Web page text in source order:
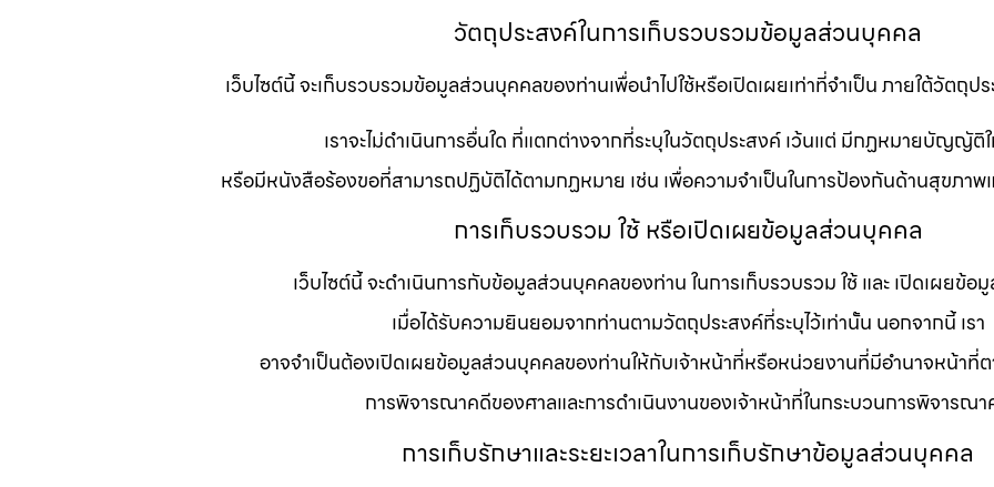
วัตถุประสงค์ในการเก็บรวบรวมข้อมูลส่วนบุคคล
เว็บไซต์นี้ จะเก็บรวบรวมข้อมูลส่วนบุคคลของท่านเพื่อนำไปใช้หรือเปิดเผยเท่าที่จำเป็น ภายใต้วัตถุปร
เราจะไม่ดำเนินการอื่นใด ที่แตกต่างจากที่ระบุในวัตถุประสงค์ เว้นแต่ มีกฏหมายบัญญัติ
หรือมีหนังสือร้องขอที่สามารถปฏิบัติได้ตามกฏหมาย เช่น เพื่อความจำเป็นในการป้องกันด้านสุขภาพ
การเก็บรวบรวม ใช้ หรือเปิดเผยข้อมูลส่วนบุคคล
เว็บไซต์นี้ จะดำเนินการกับข้อมูลส่วนบุคคลของท่าน ในการเก็บรวบรวม ใช้ และ เปิดเผยข้
เมื่อได้รับความยินยอมจากท่านตามวัตถุประสงค์ที่ระบุไว้เท่านั้น นอกจากนี้ เรา
อาจจำเป็นต้องเปิดเผยข้อมูลส่วนบุคคลของท่านให้กับเจ้าหน้าที่หรือหน่วยงานที่มีอำนาจหน้าที่
การพิจารณาคดีของศาลและการดำเนินงานของเจ้าหน้าที่ในกระบวนการพิจารณ
การเก็บรักษาและระยะเวลาในการเก็บรักษาข้อมูลส่วนบุคคล